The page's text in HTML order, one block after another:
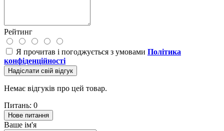
Рейтинг
Я прочитав і погоджується з умовами Політика
конфіденційності
Надіслати свій відгук
Немає відгуків про цей товар.
Питань: 0
Нове питання
Ваше ім'я